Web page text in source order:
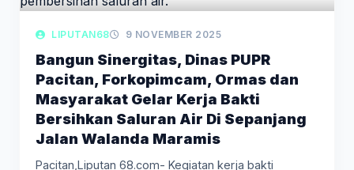
LIPUTAN68 9 NOVEMBER 2025
Bangun Sinergitas, Dinas PUPR
Pacitan, Forkopimcam, Ormas dan
Masyarakat Gelar Kerja Bakti
Bersihkan Saluran Air Di Sepanjang
Jalan Walanda Maramis
Pacitan,Liputan 68.com- Kegiatan kerja bakti